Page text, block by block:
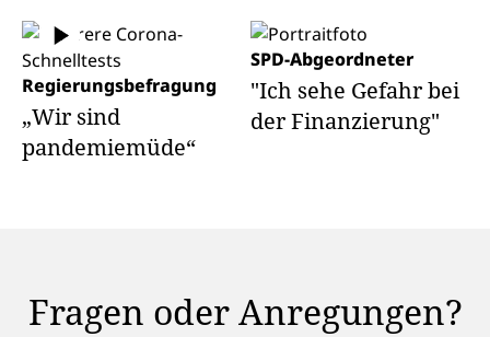
Regierungsbefragung
„Wir sind
pandemiemüde“
SPD-Abgeordneter
"Ich sehe Gefahr bei
der Finanzierung"
Fragen oder Anregungen?